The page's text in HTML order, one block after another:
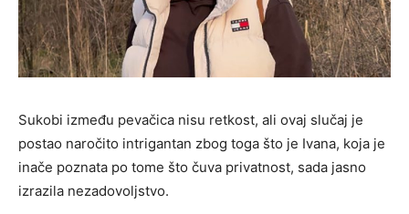
Sukobi između pevačica nisu retkost, ali ovaj slučaj je
postao naročito intrigantan zbog toga što je Ivana, koja je
inače poznata po tome što čuva privatnost, sada jasno
izrazila nezadovoljstvo.